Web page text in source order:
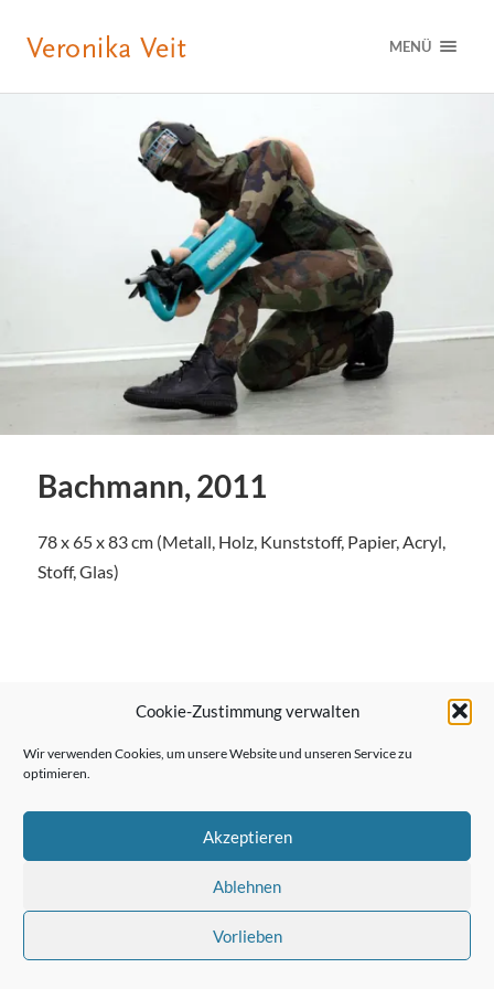
Cookie-Zustimmung verwalten
Wir verwenden Cookies, um unsere Website und unseren Service zu
optimieren.
Akzeptieren
Ablehnen
Vorlieben
MENÜ
Bachmann, 2011
78 x 65 x 83 cm (Metall, Holz, Kunststoff, Papier, Acryl,
Stoff, Glas)